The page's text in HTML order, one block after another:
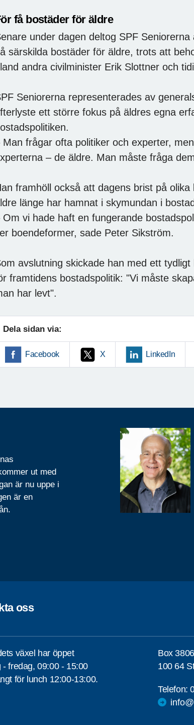
få bostäder för äldre
under dagen deltog SPF
särskilda bostäder för äldre, trots att
andra civilminister Erik Slottner och
Seniorerna representerades av
ett större fokus på äldres egna
Man frågar ofta politiker och experter,
– de äldre. Man måste fråga
framhöll också att dagens brist på
länge har hamnat i skymundan i
Om vi hade haft en fungerande
boendeformer, sade Peter Sikström.
avslutning skickade han med ett
framtidens bostadspolitik: "Vi måste
har levt".
Dela sidan via:
Facebook X LinkedIn
ut med
är nu uppe i
är en
oss
växel har öppet
- fredag, 09:00 - 15:00
för lunch 12:00-13:00.
Box
100 64
Telefon: